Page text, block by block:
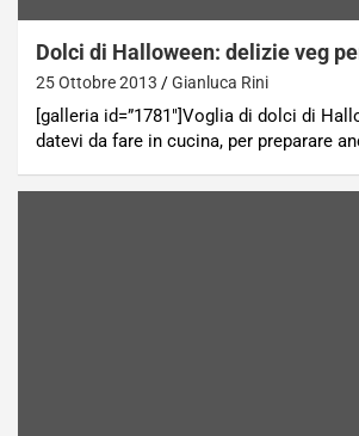
Dolci di Halloween: delizie veg
25 Ottobre 2013 Gianluca Rini
[galleria id=”1781″]Voglia di dolci di
datevi da fare in cucina, per preparare